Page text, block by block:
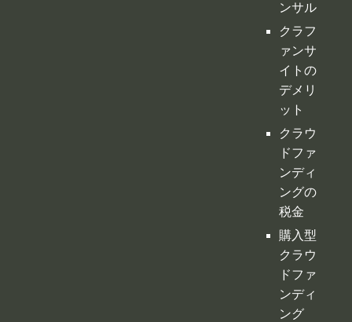
ンディ
ング代
行・コ
ンサル
クラフ
ァンサ
イトの
デメリ
ット
クラウ
ドファ
ンディ
ングの
税金
購入型
クラウ